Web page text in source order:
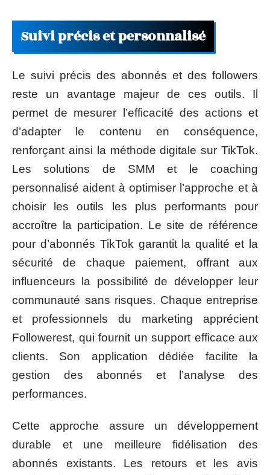
Suivi précis et personnalisé
Le suivi précis des abonnés et des followers
reste un avantage majeur de ces outils. Il
permet de mesurer l’efficacité des actions et
d’adapter le contenu en conséquence,
renforçant ainsi la méthode digitale sur TikTok.
Les solutions de SMM et le coaching
personnalisé aident à optimiser l’approche et à
choisir les outils les plus performants pour
accroître la participation. Le site de référence
pour d’abonnés TikTok garantit la qualité et la
sécurité de chaque paiement, offrant aux
influenceurs la possibilité de développer leur
communauté sans risques. Chaque entreprise
et professionnels du marketing apprécient
Followerest, qui fournit un support efficace aux
clients. Son application dédiée facilite la
gestion des abonnés et l’analyse des
performances.
Cette approche assure un développement
durable et une meilleure fidélisation des
abonnés existants. Les retours et les avis